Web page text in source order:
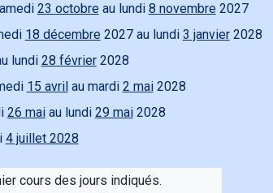
23 octobre au lundi 8 novembre 2027
18 décembre 2027 au lundi 3 janvier2028
lundi 28 février2028
15 avril au mardi 2 mai2028
26 maiau lundi 29 mai2028
4 juillet 2028
cours des jours indiqués.